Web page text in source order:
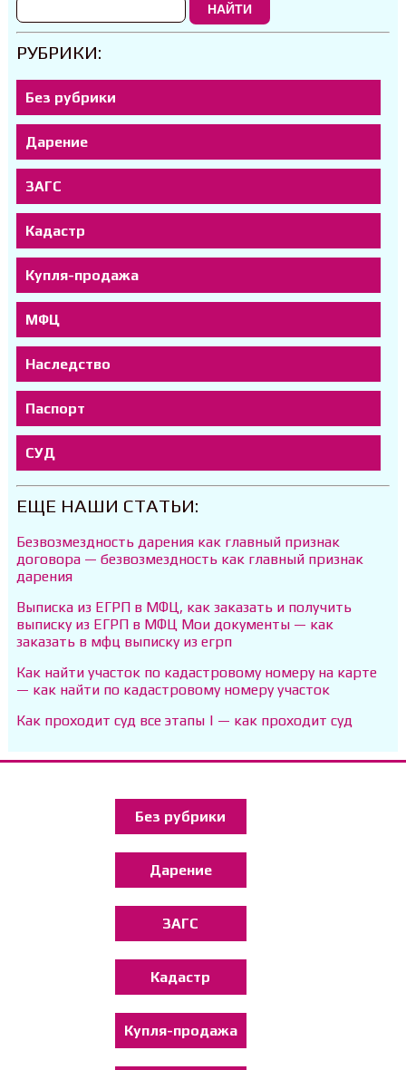
НАЙТИ
РУБРИКИ:
Без рубрики
Дарение
ЗАГС
Кадастр
Купля-продажа
МФЦ
Наследство
Паспорт
СУД
ЕЩЕ НАШИ СТАТЬИ:
Безвозмездность дарения как главный признак
договора — безвозмездность как главный признак
дарения
Выписка из ЕГРП в МФЦ, как заказать и получить
выписку из ЕГРП в МФЦ Мои документы — как
заказать в мфц выписку из егрп
Как найти участок по кадастровому номеру на карте
— как найти по кадастровому номеру участок
Как проходит суд все этапы | — как проходит суд
Без рубрики
Дарение
ЗАГС
Кадастр
Купля-продажа